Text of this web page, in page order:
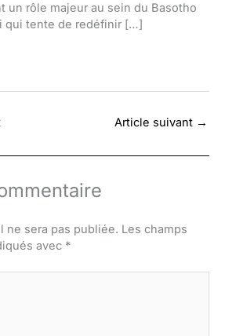
un rôle majeur au sein du Basotho
qui tente de redéfinir […]
Article suivant →
ne sera pas publiée. Les champs
avec *